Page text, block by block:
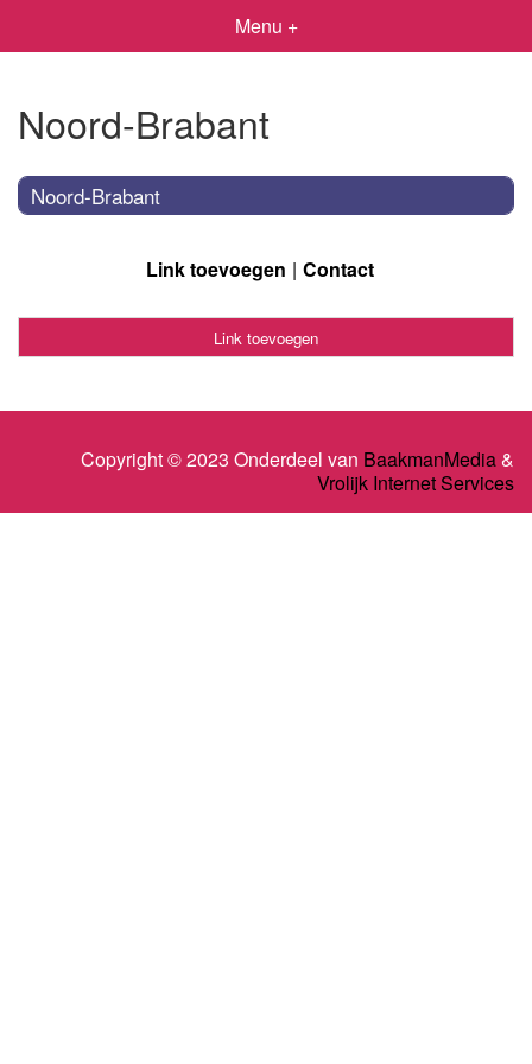
Menu +
Noord-Brabant
Noord-Brabant
Link toevoegen Contact
Link toevoegen
Copyright © 2023 Onderdeel van BaakmanMedia&
Vrolijk Internet Services